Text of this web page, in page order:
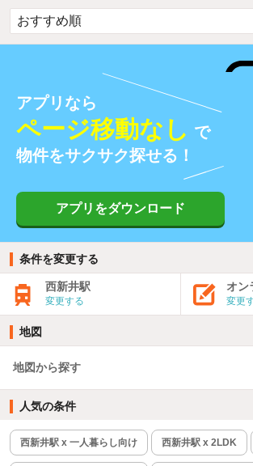
アプリなら
ページ移動なし で
物件をサクサク探せる！
アプリをダウンロード
条件を変更する
西新井駅
変更する
オン
変更
地図
地図から探す
人気の条件
西新井駅 x 一人暮らし向け 西新井駅 x 2LDK